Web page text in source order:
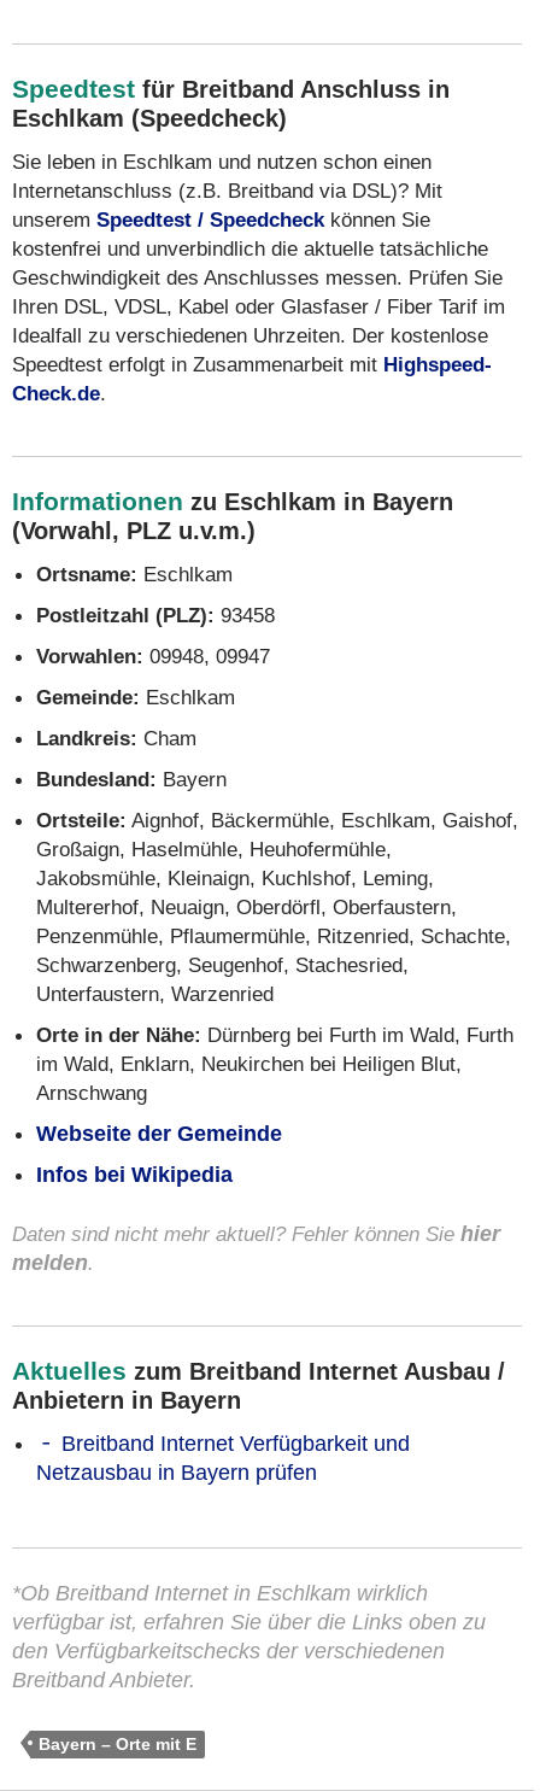
Speedtest für Breitband Anschluss in
Eschlkam (Speedcheck)
Sie leben in Eschlkam und nutzen schon einen
Internetanschluss (z.B. Breitband via DSL)? Mit
unserem Speedtest / Speedcheckkönnen Sie
kostenfrei und unverbindlich die aktuelle tatsächliche
Geschwindigkeit des Anschlusses messen. Prüfen Sie
Ihren DSL, VDSL, Kabel oder Glasfaser / Fiber Tarif im
Idealfall zu verschiedenen Uhrzeiten. Der kostenlose
Speedtest erfolgt in Zusammenarbeit mit Highspeed-
Check.de.
Informationen zu Eschlkam in Bayern
(Vorwahl, PLZ u.v.m.)
Ortsname: Eschlkam
Postleitzahl (PLZ): 93458
Vorwahlen: 09948, 09947
Gemeinde: Eschlkam
Landkreis: Cham
Bundesland: Bayern
Ortsteile: Aignhof, Bäckermühle, Eschlkam, Gaishof,
Großaign, Haselmühle, Heuhofermühle,
Jakobsmühle, Kleinaign, Kuchlshof, Leming,
Multererhof, Neuaign, Oberdörfl, Oberfaustern,
Penzenmühle, Pflaumermühle, Ritzenried, Schachte,
Schwarzenberg, Seugenhof, Stachesried,
Unterfaustern, Warzenried
Orte in der Nähe: Dürnberg bei Furth im Wald, Furth
im Wald, Enklarn, Neukirchen bei Heiligen Blut,
Arnschwang
Webseite der Gemeinde
Infos bei Wikipedia
Daten sind nicht mehr aktuell? Fehler können Sie hier
melden.
Aktuelles zum Breitband Internet Ausbau /
Anbietern in Bayern
Breitband Internet Verfügbarkeit und
Netzausbau in Bayern prüfen
*Ob Breitband Internet in Eschlkam wirklich
verfügbar ist, erfahren Sie über die Links oben zu
den Verfügbarkeitschecks der verschiedenen
Breitband Anbieter.
Bayern – Orte mit E